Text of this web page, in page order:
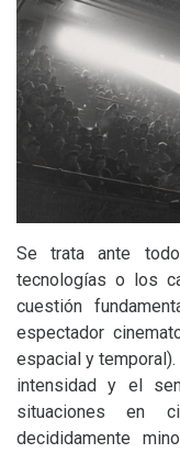
Se trata ante
tecnologías o los
cuestión
espectador
espacial y
intensidad y el
situaciones en
decididamente